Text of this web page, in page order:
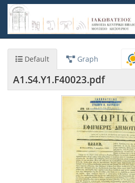
Παράκαμψη
προς
κυρίως
Default Graph
A1.S4.Y1.F40023.pdf